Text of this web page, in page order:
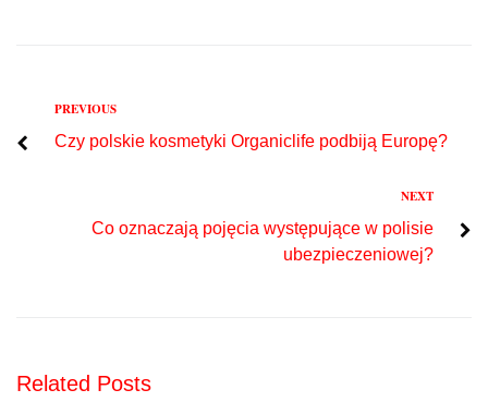
Nawigacja
wpisu
Previous
PREVIOUS
Czy polskie kosmetyki Organiclife podbiją Europę?
NEXT
Co oznaczają pojęcia występujące w polisie
ubezpieczeniowej?
Related Posts